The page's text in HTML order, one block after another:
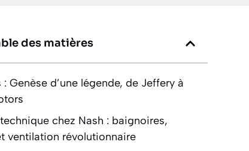
des matières
Genèse d’une légende, de Jeffery à
chez Nash : baignoires,
ventilation révolutionnaire